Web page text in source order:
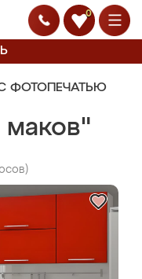
0
ФОТОПЕЧАТЬЮ
маков"